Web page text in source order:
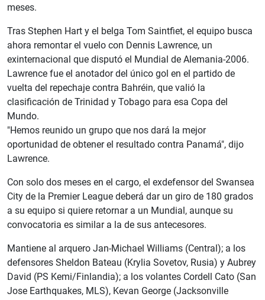
meses.
Tras Stephen Hart y el belga Tom Saintfiet, el equipo busca
ahora remontar el vuelo con Dennis Lawrence, un
exinternacional que disputó el Mundial de Alemania-2006.
Lawrence fue el anotador del único gol en el partido de
vuelta del repechaje contra Bahréin, que valió la
clasificación de Trinidad y Tobago para esa Copa del
Mundo.
"Hemos reunido un grupo que nos dará la mejor
oportunidad de obtener el resultado contra Panamá", dijo
Lawrence.
Con solo dos meses en el cargo, el exdefensor del Swansea
City de la Premier League deberá dar un giro de 180 grados
a su equipo si quiere retornar a un Mundial, aunque su
convocatoria es similar a la de sus antecesores.
Mantiene al arquero Jan-Michael Williams (Central); a los
defensores Sheldon Bateau (Krylia Sovetov, Rusia) y Aubrey
David (PS Kemi/Finlandia); a los volantes Cordell Cato (San
Jose Earthquakes, MLS), Kevan George (Jacksonville